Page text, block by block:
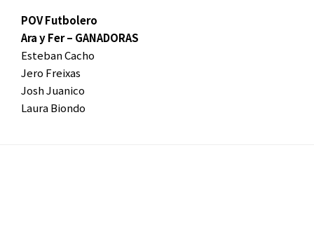
POV Futbolero
Ara y Fer – GANADORAS
Esteban Cacho
Jero Freixas
Josh Juanico
Laura Biondo